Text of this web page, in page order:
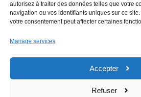
autorisez à traiter des données telles que votre
navigation ou vos identifiants uniques sur ce
votre consentement peut affecter certaines
Manage services
Accepter
Refuser
u